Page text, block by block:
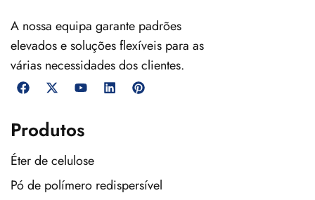
A nossa equipa garante padrões
elevados e soluções flexíveis para as
várias necessidades dos clientes.
Produtos
Éter de celulose
Pó de polímero redispersível